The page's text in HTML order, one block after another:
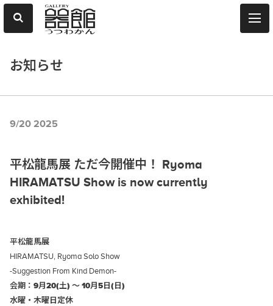
お知らせ
9/20 2025
平松龍馬展 ただ今開催中！ Ryoma
HIRAMATSU Show is now currently
exhibited!
平松龍馬展
HIRAMATSU, Ryoma Solo Show
-Suggestion From Kind Demon-
会期：9月20(土) ～ 10月5日(日)
水曜・木曜日定休